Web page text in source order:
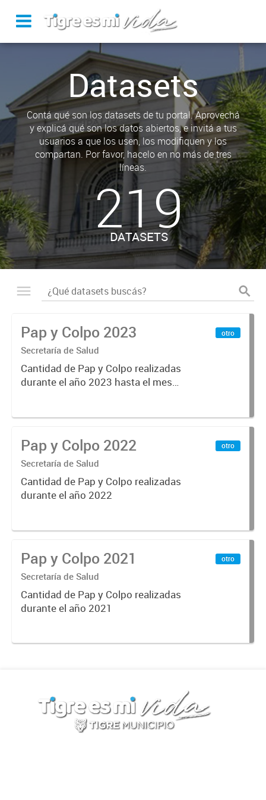
Datasets
Contá qué son los datasets de tu portal. Aprovechá
y explicá qué son los datos abiertos, e invitá a tus
usuarios a que los usen, los modifiquen y los
compartan. Por favor, hacelo en no más de tres
líneas.
219
DATASETS
Pap y Colpo 2023
Secretaría de Salud
Cantidad de Pap y Colpo realizadas
durante el año 2023 hasta el mes
otro
Pap y Colpo 2022
Secretaría de Salud
Cantidad de Pap y Colpo realizadas
durante el año 2022
otro
Pap y Colpo 2021
Secretaría de Salud
Cantidad de Pap y Colpo realizadas
durante el año 2021
otro